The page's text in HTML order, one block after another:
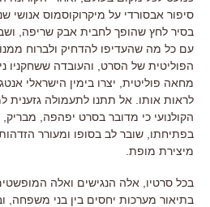
סיפור אבסורדי על מיקרוקוסמוס
בסיר לחץ שהופך לחבית אבק שריפה
עם כל מה שהעדיפו להדחיק ולברוח
הפוליטית של הסרט
והעובדה ששחקניו
מחאה פוליטית יצרו בימין הישראלי
לראות אותו
אל תתנו לתעמולה גזענית
הקולנועי כי מדובר בסרט יפהפה
מבריק
בפתיחתו שובר לב בסופו ומעורר
מיצירת מופת
בכל סרטיו אלה הנגישים ואלה
בתיאור מערכות יחסים בין בני משפחה